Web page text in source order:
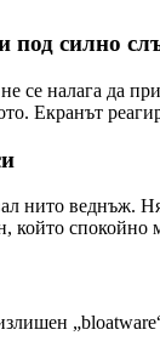
под силно
се налага да
Екранът
нито веднъж.
който